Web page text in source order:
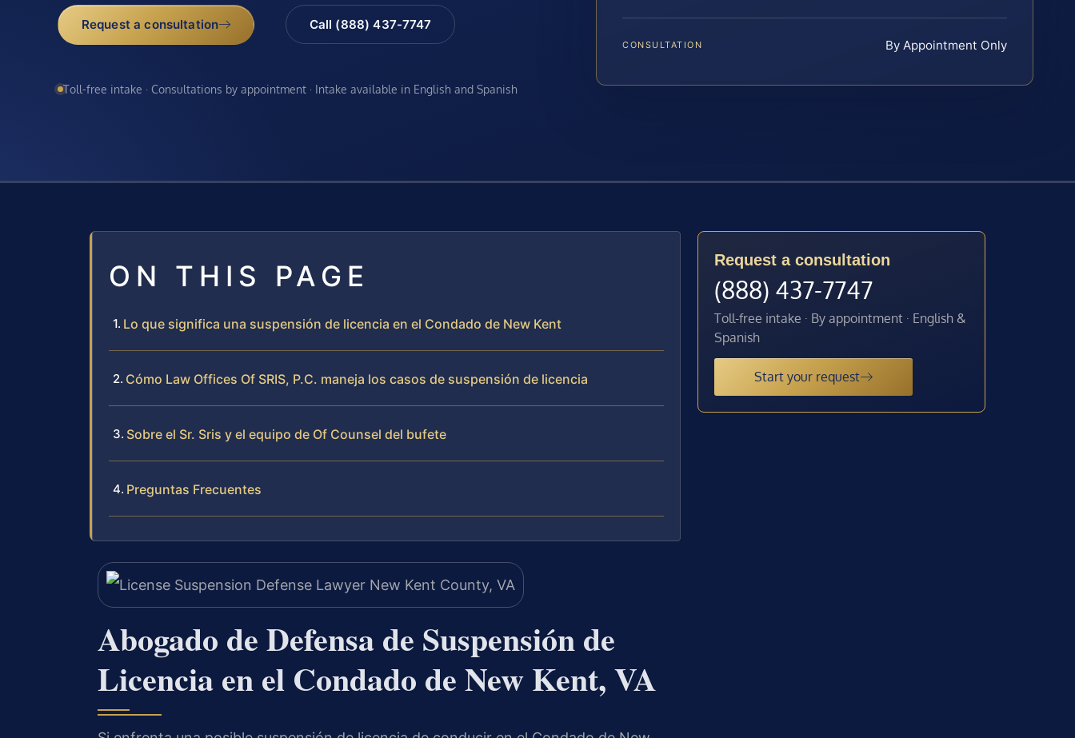
Request a consultation Call (888) 437-7747
Toll-free intake · Consultations by appointment · Intake available in English and Spanish
CONSULTATION By Appointment Only
ON THIS PAGE
Lo que significa una suspensión de licencia en el Condado de New Kent
Cómo Law Offices Of SRIS, P.C. maneja los casos de suspensión de licencia
Sobre el Sr. Sris y el equipo de Of Counsel del bufete
Preguntas Frecuentes
Abogado de Defensa de Suspensión de
Licencia en el Condado de New Kent, VA
Request a consultation
(888) 437-7747
Toll-free intake · By appointment · English &
Spanish
Start your request